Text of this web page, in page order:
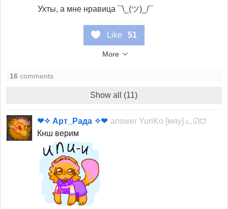
Ухты, а мне нравица ¯⁠\⁠_⁠(⁠ツ⁠)⁠_⁠/⁠¯
Like 51
More
16 comments
Show all (11)
❤✧ Арт_Рада ✧❤ answer YuriKo [мяу] ᓚᘏᗢ
Кнш верим